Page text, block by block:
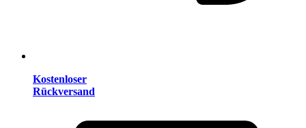
Kostenloser
Rückversand